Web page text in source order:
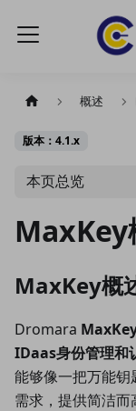
概述
版本：4.1.x
本页总览
MaxKey
MaxKey概
Dromara
IDaas身份管理和
能够像一把万能
需求，提供简洁